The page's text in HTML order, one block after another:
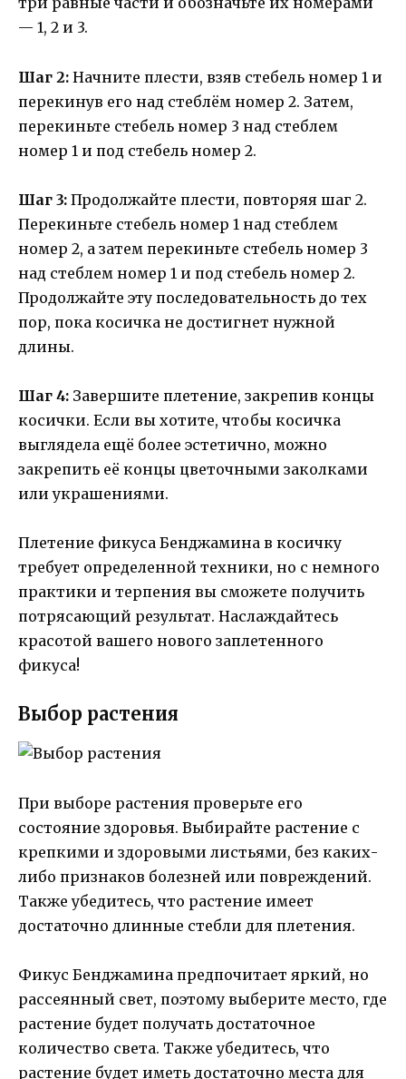
— 1, 2 и 3.
Шаг 2: Начните плести, взяв стебель номер 1 и
перекинув его над стеблём номер 2. Затем,
перекиньте стебель номер 3 над стеблем
номер 1 и под стебель номер 2.
Шаг 3: Продолжайте плести, повторяя шаг 2.
Перекиньте стебель номер 1 над стеблем
номер 2, а затем перекиньте стебель номер 3
над стеблем номер 1 и под стебель номер 2.
Продолжайте эту последовательность до тех
пор, пока косичка не достигнет нужной
длины.
Шаг 4: Завершите плетение, закрепив концы
косички. Если вы хотите, чтобы косичка
выглядела ещё более эстетично, можно
закрепить её концы цветочными заколками
или украшениями.
Плетение фикуса Бенджамина в косичку
требует определенной техники, но с немного
практики и терпения вы сможете получить
потрясающий результат. Наслаждайтесь
красотой вашего нового заплетенного
фикуса!
Выбор растения
При выборе растения проверьте его
состояние здоровья. Выбирайте растение с
крепкими и здоровыми листьями, без каких-
либо признаков болезней или повреждений.
Также убедитесь, что растение имеет
достаточно длинные стебли для плетения.
Фикус Бенджамина предпочитает яркий, но
рассеянный свет, поэтому выберите место, где
растение будет получать достаточное
количество света. Также убедитесь, что
растение будет иметь достаточно места для